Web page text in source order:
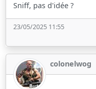
Sniff, pas d'idée ?
23/05/2025 11:55
colonelwog